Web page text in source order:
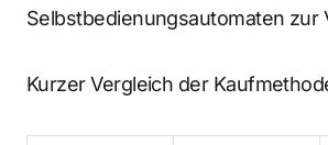
Selbstbedienungsautomaten zur
Kurzer Vergleich der